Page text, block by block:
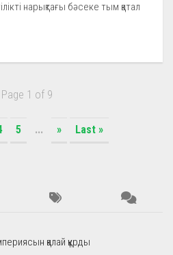
нарықтағы бәсеке тым қатал
Page 1 of 9
5 ... » Last »
қалай құрды